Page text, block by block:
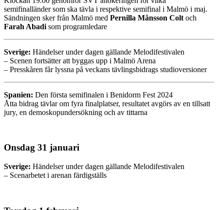
semifinalländer som ska tävla i respektive semifinal i Malmö i maj.
Sändningen sker från Malmö med Pernilla Månsson Colt och
Farah Abadi som programledare
Sverige: Händelser under dagen gällande Melodifestivalen
– Scenen fortsätter att byggas upp i Malmö Arena
– Presskåren får lyssna på veckans tävlingsbidrags studioversioner
Spanien: Den första semifinalen i Benidorm Fest 2024
Åtta bidrag tävlar om fyra finalplatser, resultatet avgörs av en tillsatt
jury, en demoskopundersökning och av tittarna
Onsdag 31 januari
Sverige: Händelser under dagen gällande Melodifestivalen
– Scenarbetet i arenan färdigställs